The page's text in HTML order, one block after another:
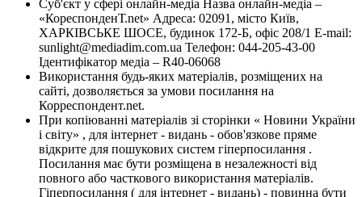
Суб'єкт у сфері онлайн-медіа Назва онлайн-медіа –
«КореспонденТ.net» Адреса: 02091, місто Київ,
ХАРКІВСЬКЕ ШОСЕ, будинок 172-Б, офіс 208/1 E-mail:
sunlight@mediadim.com.ua Телефон: 044-205-43-00
Ідентифікатор медіа – R40-06068
Використання будь-яких матеріалів, розміщених на
сайті, дозволяється за умови посилання на
Корреспондент.net.
При копіюванні матеріалів зі сторінки « Новини України
і світу» , для інтернет - видань - обов'язкове пряме
відкрите для пошукових систем гіперпосилання .
Посилання має бути розміщена в незалежності від
повного або часткового використання матеріалів.
Гіперпосилання ( для інтернет - видань) - повинна бути